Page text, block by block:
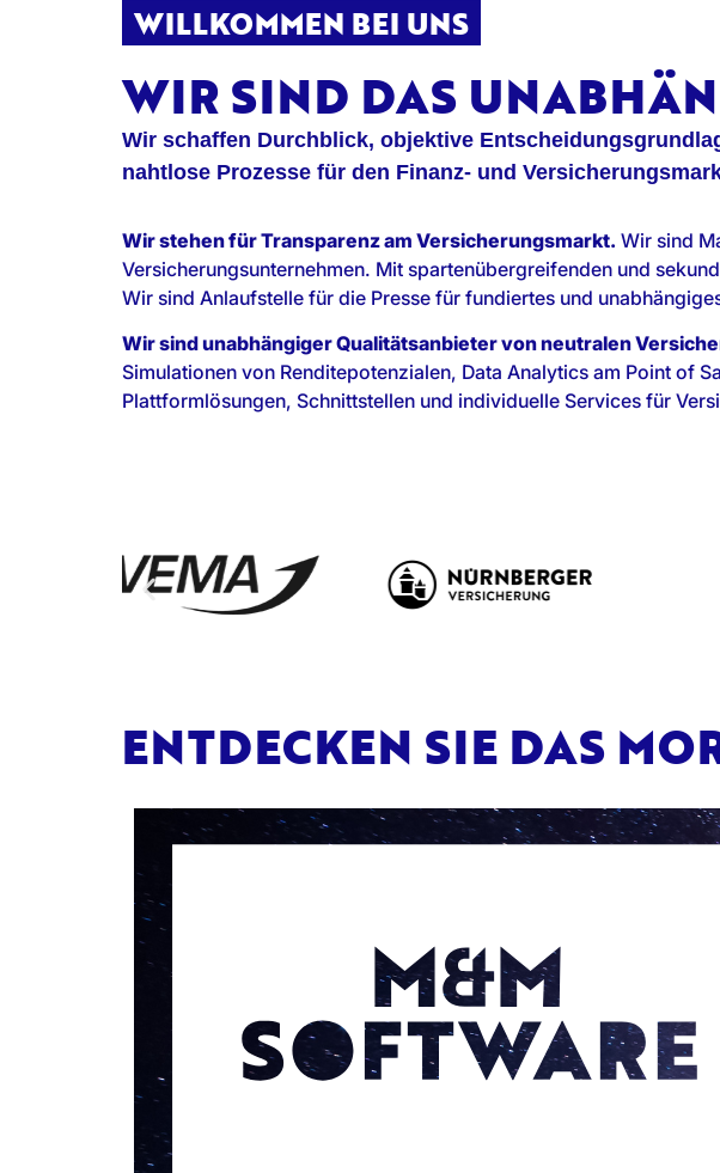
WILLKOMMEN BEI UNS
WIR SIND DAS
Wir schaffen Durchblick, objektive
nahtlose Prozesse für den Finanz- und
Wir stehen für Transparenz am Versicherungsmarkt. Wir sind
Versicherungsunternehmen. Mit spartenübergreifenden und
Wir sind Anlaufstelle für die Presse für fundiertes und
Wir sind unabhängiger Qualitätsanbieter von neutralen
Simulationen von Renditepotenzialen, Data Analytics am Point of
Plattformlösungen, Schnittstellen und individuelle Services für
ENTDECKEN SIE DAS